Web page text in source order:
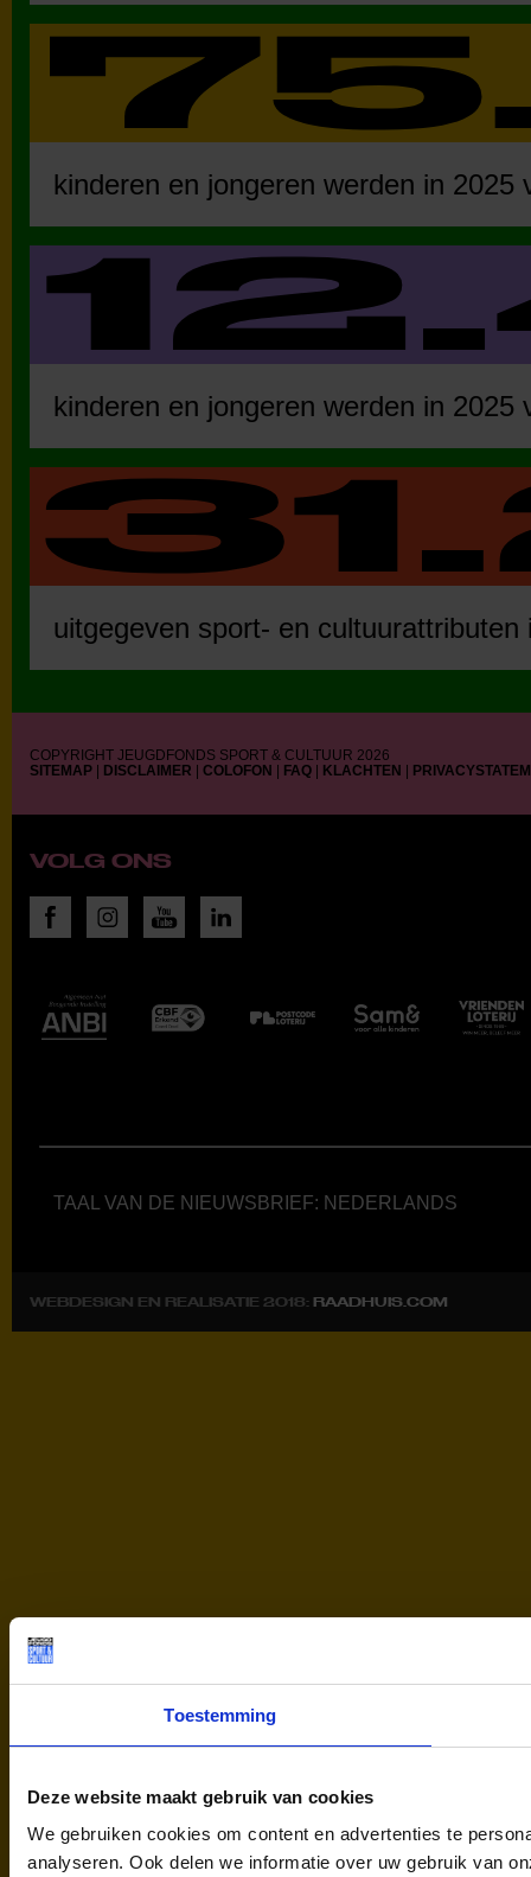
Toestemming
Deze website maakt gebruik van cookies
We gebruiken cookies om content en advertenties te
analyseren. Ook delen we informatie over uw gebruik van
kinderen en jongeren werden in
kinderen en jongeren werden in
uitgegeven sport- en cultuurattributen
COPYRIGHT JEUGDFONDS SPORT & CULTUUR 2026
SITEMAP
DISCLAIMER COLOFON FAQ KLACHTEN
VOLG ONS
TAAL VAN DE NIEUWSBRIEF: NEDERLANDS
WEBDESIGN EN REALISATIE 2018: RAADHUIS.COM